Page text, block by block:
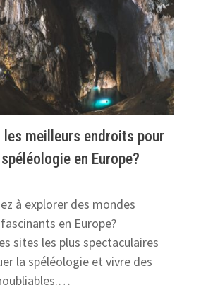
les meilleurs endroits pour
en Europe?
à explorer des mondes
en Europe?
sites les plus spectaculaires
la spéléologie et vivre des